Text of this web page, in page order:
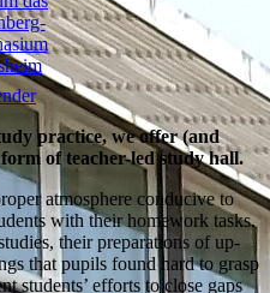
practice, we offer (and
of teacher-led study hall.
atmosphere conducive to
with their homework tasks.
their preparations of up-
that pupils found hard to grasp
students’ efforts to close gaps